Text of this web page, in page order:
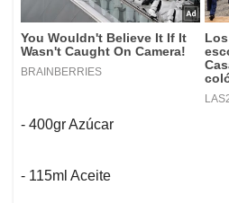
- 400gr Azúcar
- 115ml Aceite